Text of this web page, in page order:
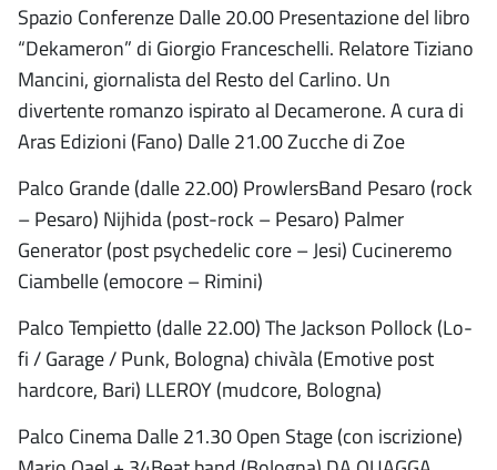
Spazio Conferenze Dalle 20.00 Presentazione del libro
“Dekameron” di Giorgio Franceschelli. Relatore Tiziano
Mancini, giornalista del Resto del Carlino. Un
divertente romanzo ispirato al Decamerone. A cura di
Aras Edizioni (Fano) Dalle 21.00 Zucche di Zoe
Palco Grande (dalle 22.00) ProwlersBand Pesaro (rock
– Pesaro) Nijhida (post-rock – Pesaro) Palmer
Generator (post psychedelic core – Jesi) Cucineremo
Ciambelle (emocore – Rimini)
Palco Tempietto (dalle 22.00) The Jackson Pollock (Lo-
fi / Garage / Punk, Bologna) chivàla (Emotive post
hardcore, Bari) LLEROY (mudcore, Bologna)
Palco Cinema Dalle 21.30 Open Stage (con iscrizione)